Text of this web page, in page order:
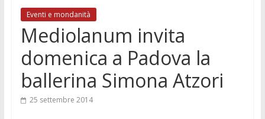
Eventi e mondanità
Mediolanum invita
domenica a Padova la
ballerina Simona Atzori
25 settembre 2014